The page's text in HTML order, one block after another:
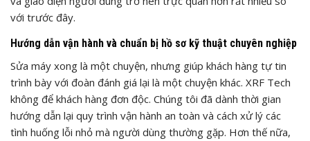
với trước đây.
Hướng dẫn vận hành và chuẩn bị hồ sơ kỹ thuật chuyên nghiệp
Sửa máy xong là một chuyện, nhưng giúp khách hàng tự tin
trình bày với đoàn đánh giá lại là một chuyện khác. XRF Tech
không để khách hàng đơn độc. Chúng tôi đã dành thời gian
hướng dẫn lại quy trình vận hành an toàn và cách xử lý các
tình huống lỗi nhỏ mà người dùng thường gặp. Hơn thế nữa,